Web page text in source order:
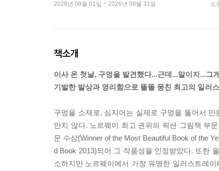
2026년 08월 01일 ~ 2026년 08월 31일 소
책소개
이사 온 첫날, 구멍을 발견했다...근데...말이지...그
기발한 발상과 영리함으로 똘똘 뭉친 최고의 일러
구멍을 소재로, 심지어는 실제로 구멍을 뚫어서
만치 않다. 노르웨이 최고 권위의 픽션·그림책 부
문 수상(Winner of the Most Beautiful Book of the
d Book 2013)되어 그 작품성을 인정받았다. 또한
소하지만 노르웨이에서 가장 유명한 일러스트레